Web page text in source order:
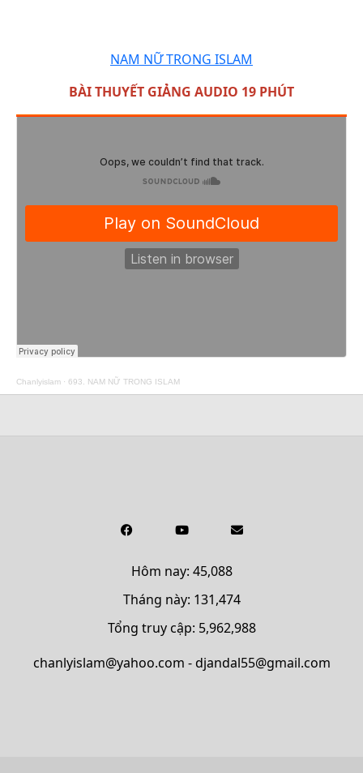
NAM NỮ TRONG ISLAM
BÀI THUYẾT GIẢNG AUDIO 19 PHÚT
Chanlyislam · 693. NAM NỮ TRONG ISLAM
Hôm nay: 45,088
Tháng này: 131,474
Tổng truy cập: 5,962,988
chanlyislam@yahoo.com - djandal55@gmail.com